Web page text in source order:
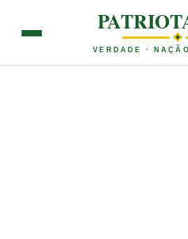
VERDADE ·